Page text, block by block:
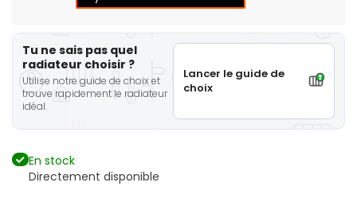
Tu ne sais pas quel
radiateur choisir ?
Utilise notre guide de choix et
trouve rapidement le radiateur
idéal.
Lancer le guide de
choix
En stock
Directement disponible